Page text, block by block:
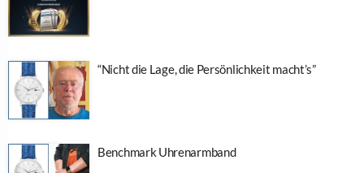
“Nicht die Lage, die Persönlichkeit macht’s”
Benchmark Uhrenarmband